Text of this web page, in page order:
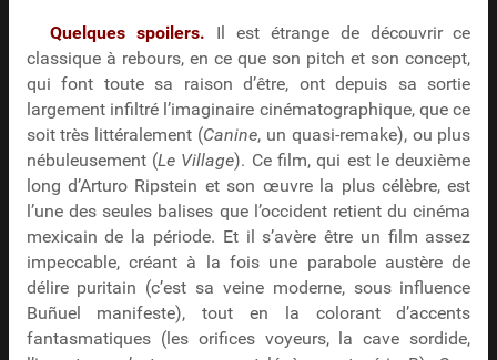
Quelques spoilers. Il est étrange de découvrir ce
classique à rebours, en ce que son pitch et son concept,
qui font toute sa raison d’être, ont depuis sa sortie
largement infiltré l’imaginaire cinématographique, que ce
soit très littéralement (Canine, un quasi-remake), ou plus
nébuleusement (Le Village). Ce film, qui est le deuxième
long d’Arturo Ripstein et son œuvre la plus célèbre, est
l’une des seules balises que l’occident retient du cinéma
mexicain de la période. Et il s’avère être un film assez
impeccable, créant à la fois une parabole austère de
délire puritain (c’est sa veine moderne, sous influence
Buñuel manifeste), tout en la colorant d’accents
fantasmatiques (les orifices voyeurs, la cave sordide,